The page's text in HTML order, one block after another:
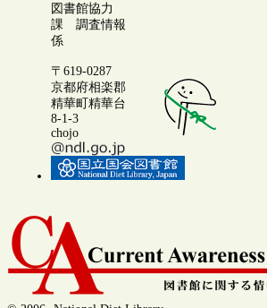
図書館協力
課 調査情報
係
〒619-0287
京都府相楽郡
精華町精華台
8-1-3
chojo